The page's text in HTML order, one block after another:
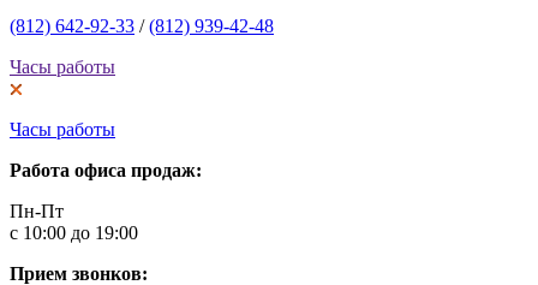
(812) 642-92-33 /(812) 939-42-48
Часы работы
Часы работы
Работа офиса продаж:
Пн-Пт
с 10:00 до 19:00
Прием звонков: